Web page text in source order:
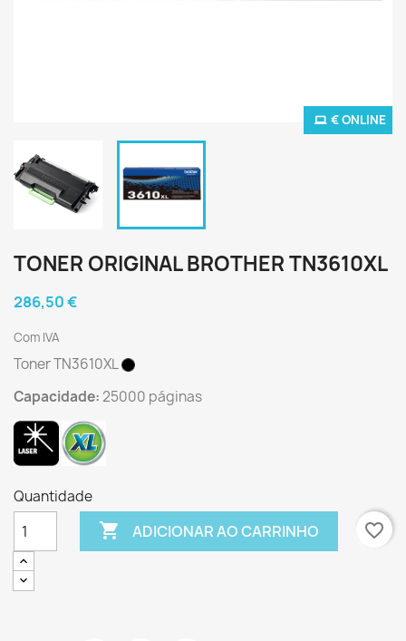
€ ONLINE
TONER ORIGINAL BROTHER TN3610XL
286,50 €
Com IVA
Toner TN3610XL
Capacidade:25000 páginas
Quantidade
 ADICIONAR AO CARRINHO favorite_border